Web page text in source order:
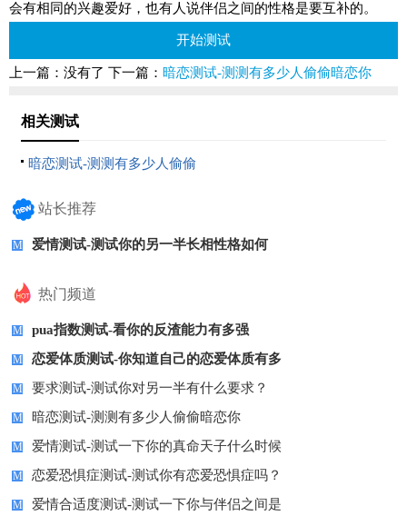
会有相同的兴趣爱好，也有人说伴侣之间的性格是要互补的。
开始测试
上一篇：没有了 下一篇： 暗恋测试-测测有多少人偷偷暗恋你
相关测试
暗恋测试-测测有多少人偷偷
站长推荐
M 爱情测试-测试你的另一半长相性格如何
热门频道
M pua指数测试-看你的反渣能力有多强
M 恋爱体质测试-你知道自己的恋爱体质有多
M 要求测试-测试你对另一半有什么要求？
M 暗恋测试-测测有多少人偷偷暗恋你
M 爱情测试-测试一下你的真命天子什么时候
M 恋爱恐惧症测试-测试你有恋爱恐惧症吗？
M 爱情合适度测试-测试一下你与伴侣之间是